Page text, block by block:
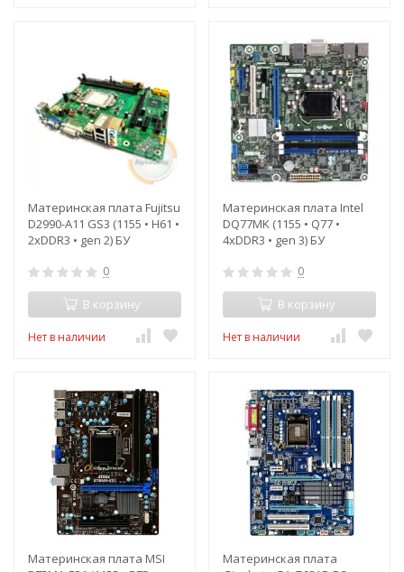
Материнская плата Fujitsu
D2990-A11 GS3 (1155 • H61 •
2xDDR3 • gen 2) БУ
0
В корзину
Нет в наличии
Материнская плата Intel
DQ77MK (1155 • Q77 •
4xDDR3 • gen 3) БУ
0
В корзину
Нет в наличии
Материнская плата MSI
Материнская плата